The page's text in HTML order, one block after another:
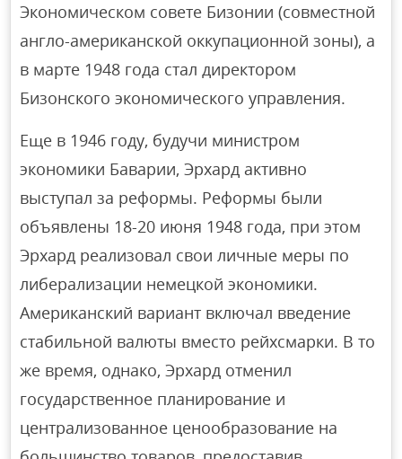
Экономическом совете Бизонии (совместной
англо-американской оккупационной зоны), а
в марте 1948 года стал директором
Бизонского экономического управления.
Еще в 1946 году, будучи министром
экономики Баварии, Эрхард активно
выступал за реформы. Реформы были
объявлены 18-20 июня 1948 года, при этом
Эрхард реализовал свои личные меры по
либерализации немецкой экономики.
Американский вариант включал введение
стабильной валюты вместо рейхсмарки. В то
же время, однако, Эрхард отменил
государственное планирование и
централизованное ценообразование на